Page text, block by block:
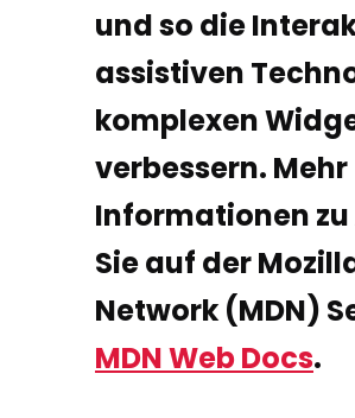
und so die
assistiven
komplexen
verbessern. Mehr
Informationen zu
Sie auf der
Network (MDN)
MDN Web Docs.